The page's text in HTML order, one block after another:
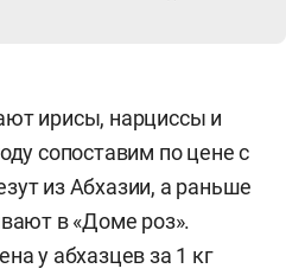
ирисы, нарциссы и
сопоставим по цене с
из Абхазии, а раньше
в «Доме роз».
у абхазцев за 1 кг